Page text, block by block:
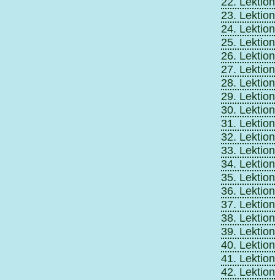
23. Lektion
24. Lektion
25. Lektion
26. Lektion
27. Lektion
28. Lektion
29. Lektion
30. Lektion
31. Lektion
32. Lektion
33. Lektion
34. Lektion
35. Lektion
36. Lektion
37. Lektion
38. Lektion
39. Lektion
40. Lektion
41. Lektion
42. Lektion